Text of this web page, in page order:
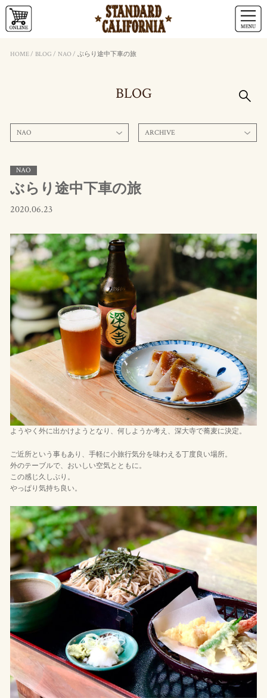
HOME/ BLOG / NAO/ ぶらり途中下車の旅
BLOG
NAO ARCHIVE
NAO
ぶらり途中下車の旅
2020.06.23
ようやく外に出かけようとなり、何しようか考え、深大寺で蕎麦に決定。
ご近所という事もあり、手軽に小旅行気分を味わえる丁度良い場所。
外のテーブルで、おいしい空気とともに。
この感じ久しぶり。
やっぱり気持ち良い。